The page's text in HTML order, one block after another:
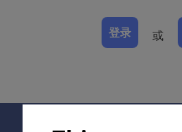
定义
登录 或